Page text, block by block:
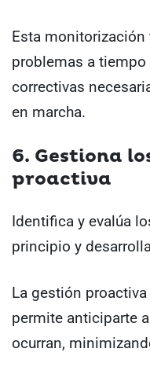
Esta
problemas a
correctivas
en marcha.
6. Gestiona
proactiva
Identifica y evalúa
principio y
La gestión
permite anticiparte
ocurran,